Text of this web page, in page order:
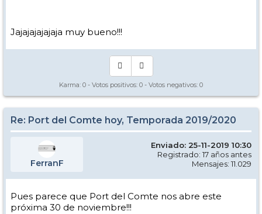
Jajajajajajaja muy bueno!!!
Karma: 0 - Votos positivos: 0 - Votos negativos: 0
Re: Port del Comte hoy, Temporada 2019/2020
FerranF
Enviado: 25-11-2019 10:30
Registrado: 17 años antes
Mensajes: 11.029
Pues parece que Port del Comte nos abre este
próxima 30 de noviembre!!!